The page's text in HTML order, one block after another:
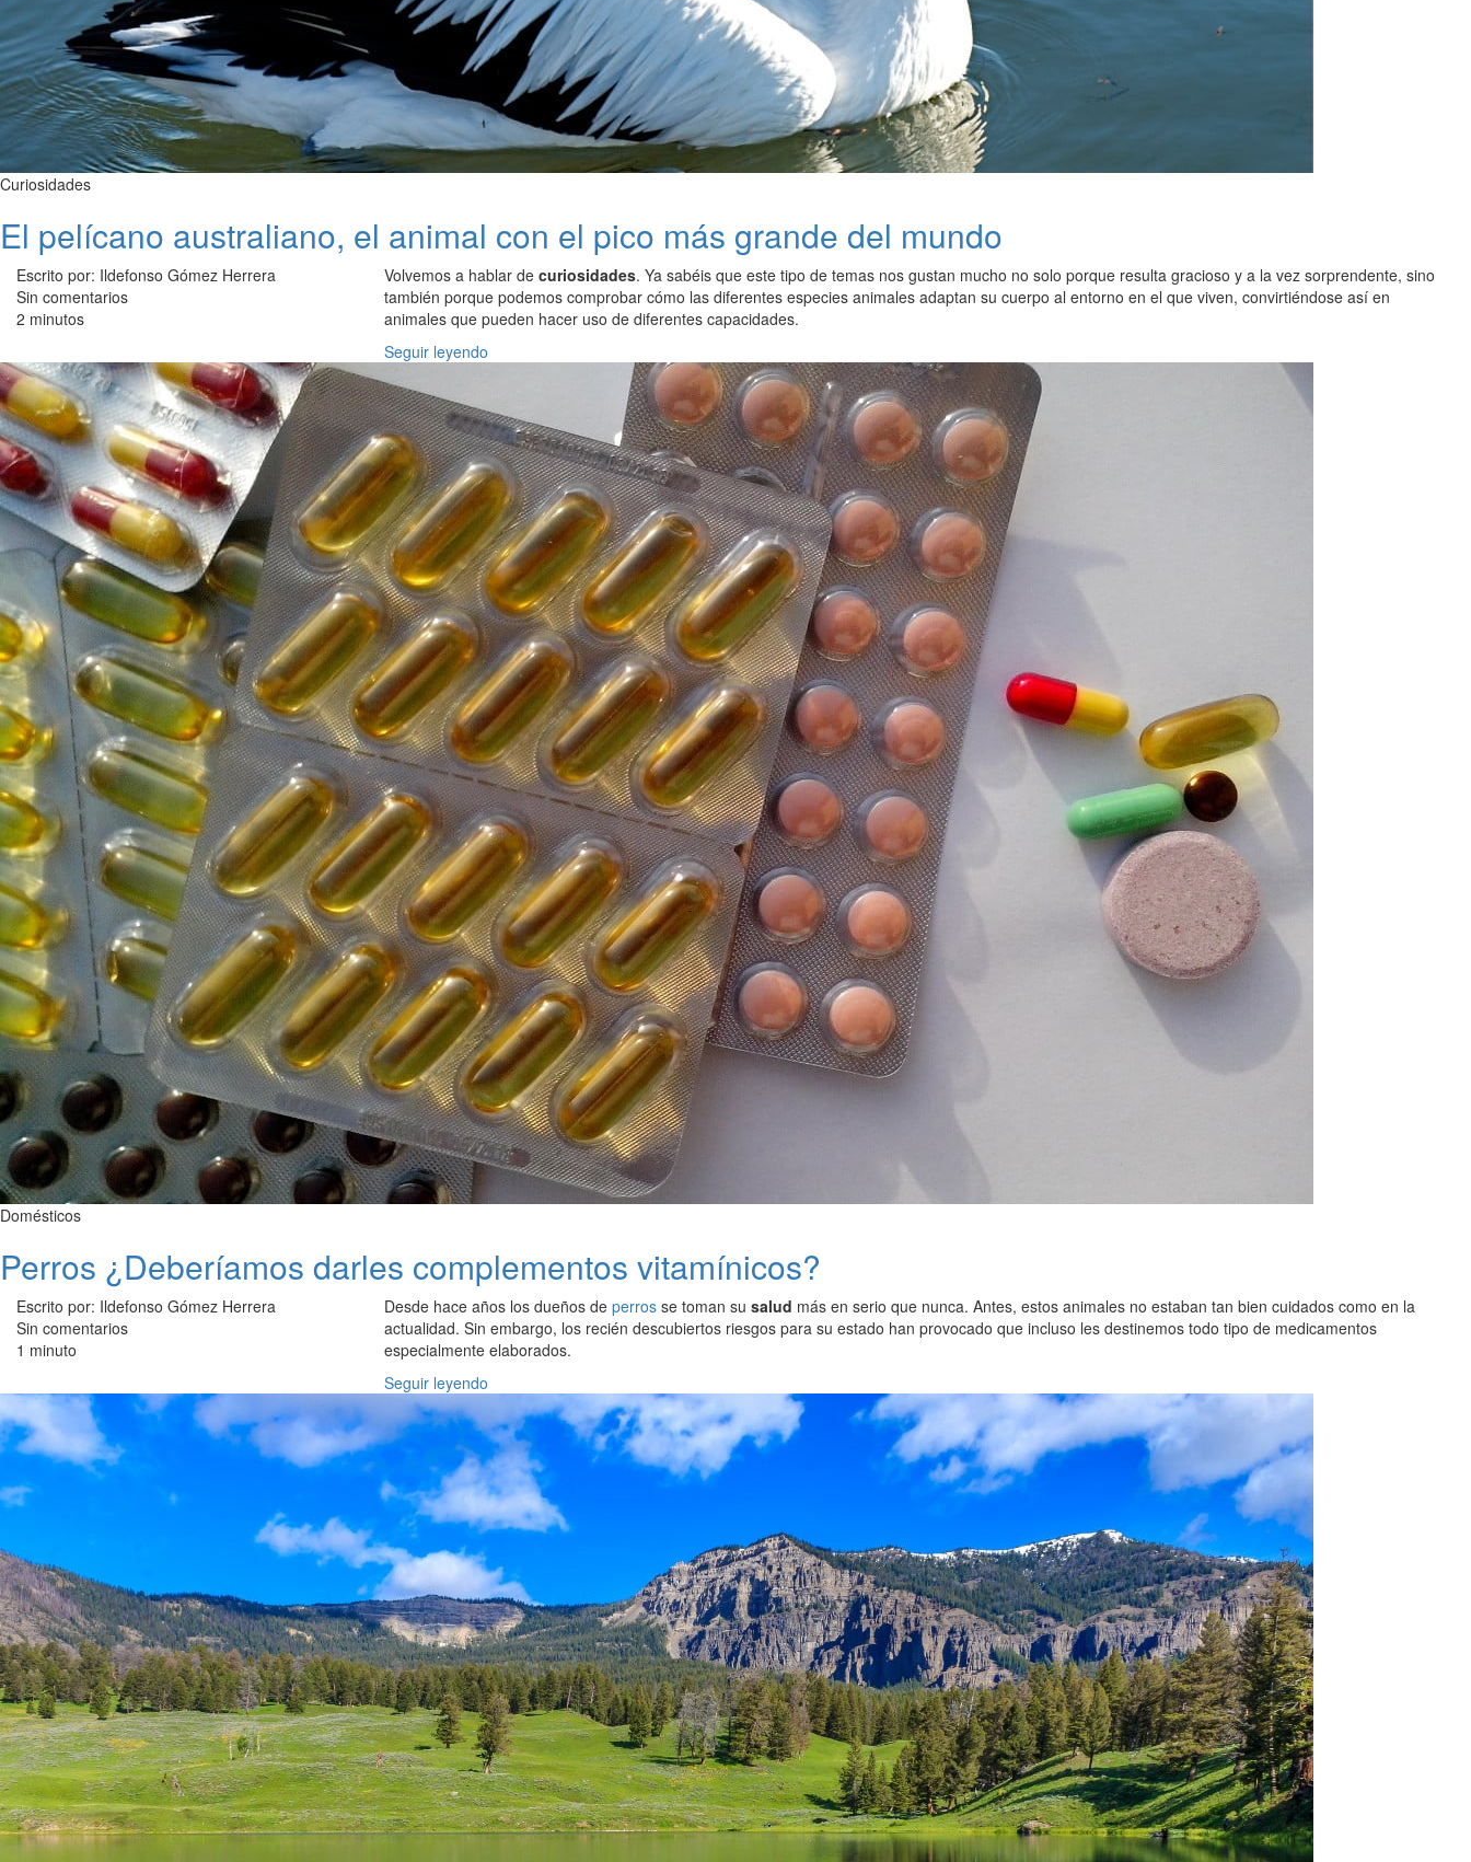
Curiosidades
El pelícano australiano, el animal con el pico más grande del mundo
Escrito por: Ildefonso Gómez Herrera
Sin comentarios
2 minutos
Volvemos a hablar de curiosidades. Ya sabéis que este tipo de temas nos gustan mucho no solo porque resulta gracioso y a la vez sorprendente, sino
también porque podemos comprobar cómo las diferentes especies animales adaptan su cuerpo al entorno en el que viven, convirtiéndose así en
animales que pueden hacer uso de diferentes capacidades.
Seguir leyendo
Domésticos
Perros ¿Deberíamos darles complementos vitamínicos?
Escrito por: Ildefonso Gómez Herrera
Sin comentarios
1 minuto
Desde hace años los dueños de perros se toman su salud más en serio que nunca. Antes, estos animales no estaban tan bien cuidados como en la
actualidad. Sin embargo, los recién descubiertos riesgos para su estado han provocado que incluso les destinemos todo tipo de medicamentos
especialmente elaborados.
Seguir leyendo